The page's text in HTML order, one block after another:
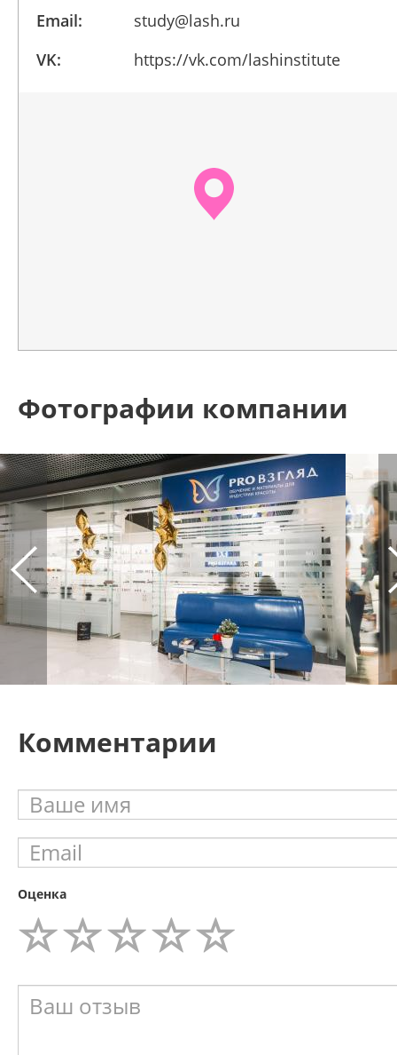
Email:
study@lash.ru
VK:
https://vk.com/lashinstitute
Фотографии компании
Комментарии
Оценка